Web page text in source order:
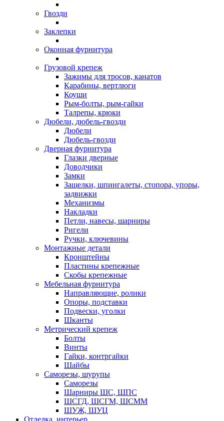
Гвозди
Заклепки
Оконная фурнитура
Грузовой крепеж
Зажимы для тросов, канатов
Карабины, вертлюги
Коуши
Рым-болты, рым-гайки
Талрепы, крюки
Дюбели, дюбель-гвозди
Дюбели
Дюбель-гвозди
Дверная фурнитура
Глазки дверные
Доводчики
Замки
Защелки, шпингалеты, стопора, упоры,
задвижки
Механизмы
Накладки
Петли, навесы, шарниры
Ригели
Ручки, ключевины
Монтажные детали
Кронштейны
Пластины крепежные
Скобы крепежные
Мебельная фурнитура
Направляющие, ролики
Опоры, подставки
Подвески, уголки
Шканты
Метрический крепеж
Болты
Винты
Гайки, контргайки
Шайбы
Саморезы, шурупы
Саморезы
Шарниры ШС, ШПС
ШСГД, ШСГМ, ШСММ
ШУЖ, ШУЦ
Отделка, интерьер